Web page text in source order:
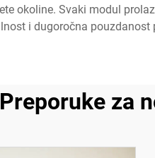
okoline. Svaki modul
i dugoročna pouzdanost
Preporuke za